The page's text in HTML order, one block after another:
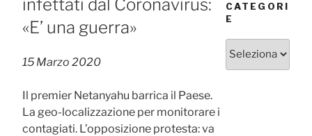
infettati dal Coronavirus:
«E’ una guerra»
15 Marzo 2020
Il premier Netanyahu barrica il Paese.
La geo-localizzazione per monitorare i
contagiati. L’opposizione protesta: va
CATEGORI
E